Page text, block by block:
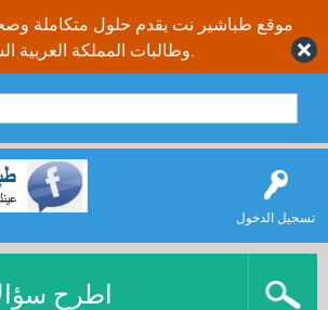
موقع طباشير نت يقدم حلول متكاملة
تسجيل الدخول
اطرح